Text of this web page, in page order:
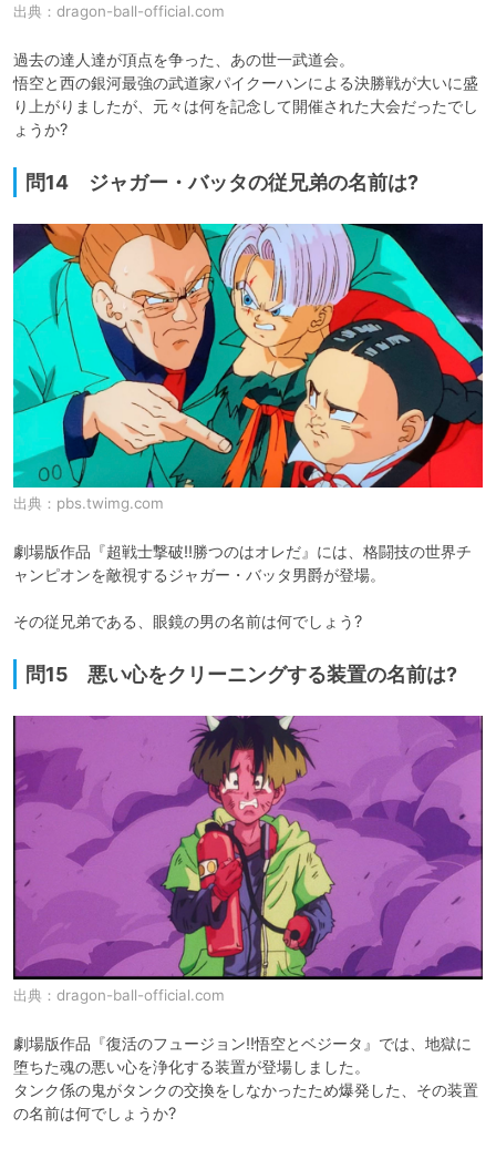
出典： dragon-ball-official.com
過去の達人達が頂点を争った、あの世一武道会。
悟空と西の銀河最強の武道家パイクーハンによる決勝戦が大いに盛
り上がりましたが、元々は何を記念して開催された大会だったでし
ょうか?
問14 ジャガー・バッタの従兄弟の名前は?
出典： pbs.twimg.com
劇場版作品『超戦士撃破!!勝つのはオレだ』には、格闘技の世界チ
ャンピオンを敵視するジャガー・バッタ男爵が登場。
その従兄弟である、眼鏡の男の名前は何でしょう?
問15 悪い心をクリーニングする装置の名前は?
出典： dragon-ball-official.com
劇場版作品『復活のフュージョン!!悟空とベジータ』では、地獄に
堕ちた魂の悪い心を浄化する装置が登場しました。
タンク係の鬼がタンクの交換をしなかったため爆発した、その装置
の名前は何でしょうか?